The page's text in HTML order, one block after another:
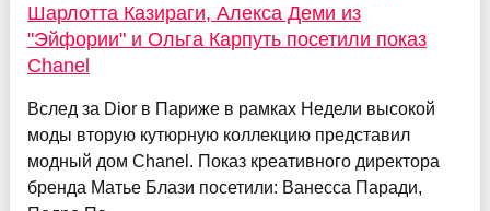
Шарлотта Казираги, Алекса Деми из
"Эйфории" и Ольга Карпуть посетили показ
Chanel
Вслед за Dior в Париже в рамках Недели высокой
моды вторую кутюрную коллекцию представил
модный дом Chanel. Показ креативного директора
бренда Матье Блази посетили: Ванесса Паради,